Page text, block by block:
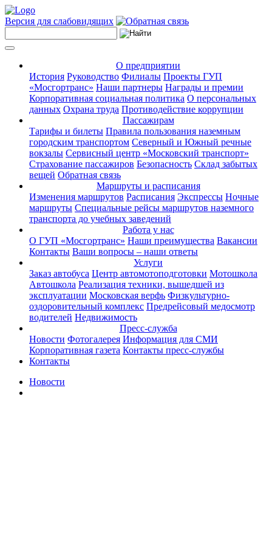
Версия для слабовидящих
О предприятии
История Руководство Филиалы Проекты ГУП
«Мосгортранс» Наши партнеры Награды и премии
Корпоративная социальная политика О персональных
данных Охрана труда Противодействие коррупции
Пассажирам
Тарифы и билеты Правила пользования наземным
городским транспортом Северный и Южный речные
вокзалы Сервисный центр «Московский транспорт»
Страхование пассажиров Безопасность Склад забытых
вещей Обратная связь
Маршруты и расписания
Изменения маршрутов Расписания Экспрессы Ночные
маршруты Специальные рейсы маршрутов наземного
транспорта до учебных заведений
Работа у нас
О ГУП «Мосгортранс» Наши преимущества Вакансии
Контакты Ваши вопросы – наши ответы
Услуги
Заказ автобуса Центр автомотоподготовки Мотошкола
Автошкола Реализация техники, вышедшей из
эксплуатации Московская верфь Физкультурно-
оздоровительный комплекс Предрейсовый медосмотр
водителей Недвижимость
Пресс-служба
Новости Фотогалерея Информация для СМИ
Корпоративная газета Контакты пресс-службы
Контакты
Новости